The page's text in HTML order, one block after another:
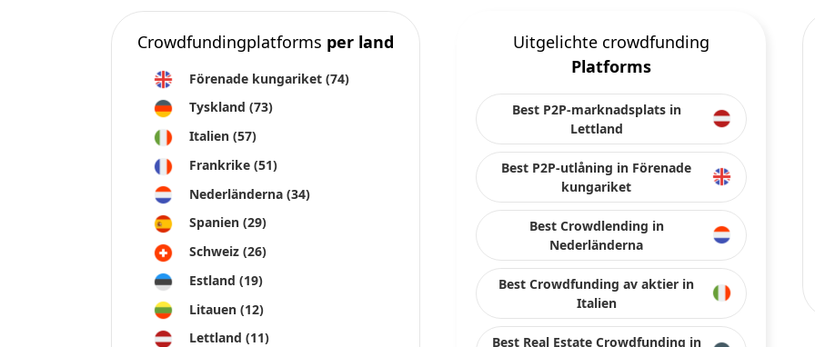
Crowdfundingplatforms per land
Förenade kungariket (74)
Tyskland (73)
Italien (57)
Frankrike (51)
Nederländerna (34)
Spanien (29)
Schweiz (26)
Estland (19)
Litauen (12)
Lettland (11)
Uitgelichte crowdfunding
Platforms
Best P2P-marknadsplats in
Lettland
Best P2P-utlåning in Förenade
kungariket
Best Crowdlending in
Nederländerna
Best Crowdfunding av aktier in
Italien
Best Real Estate Crowdfunding in